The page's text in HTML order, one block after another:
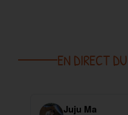
EN DIRECT
Juju Ma